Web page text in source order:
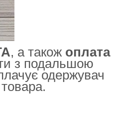
, а також оплата
з подальшою
одержувач
товара.